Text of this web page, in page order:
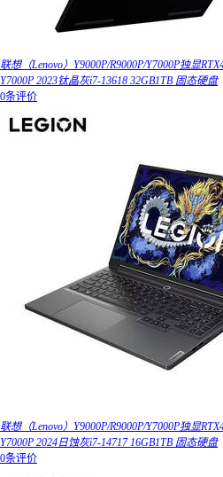
联想（Lenovo）Y9000P/R9000P/Y7000P独显
Y7000P 2023钛晶灰i7-13618 32GB1TB 固态硬盘
0条评价
联想（Lenovo）Y9000P/R9000P/Y7000P独显
Y7000P 2024日蚀灰i7-14717 16GB1TB 固态硬盘
0条评价